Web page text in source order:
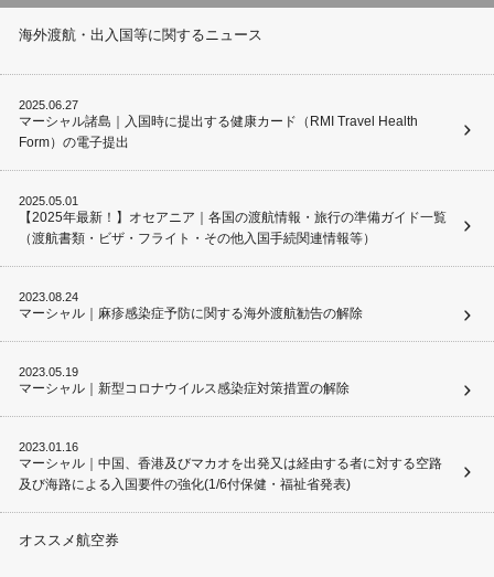
海外渡航・出入国等に関するニュース
2025.06.27
マーシャル諸島｜入国時に提出する健康カード（RMI Travel Health
Form）の電子提出
2025.05.01
【2025年最新！】オセアニア｜各国の渡航情報・旅行の準備ガイド一覧
（渡航書類・ビザ・フライト・その他入国手続関連情報等）
2023.08.24
マーシャル｜麻疹感染症予防に関する海外渡航勧告の解除
2023.05.19
マーシャル｜新型コロナウイルス感染症対策措置の解除
2023.01.16
マーシャル｜中国、香港及びマカオを出発又は経由する者に対する空路
及び海路による入国要件の強化(1/6付保健・福祉省発表)
オススメ航空券